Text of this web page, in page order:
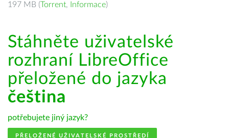
197 MB (Torrent, Informace)
Stáhněte uživatelské
rozhraní LibreOffice
přeložené do jazyka
čeština
potřebujete jiný jazyk?
PŘELOŽENÉ UŽIVATELSKÉ PROSTŘEDÍ